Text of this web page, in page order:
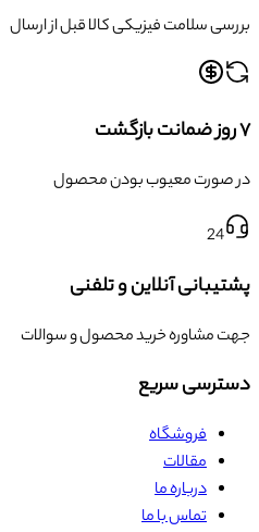
بررسی سلامت فیزیکی کالا قبل از ارسال
۷ روز ضمانت بازگشت
در صورت معیوب بودن محصول
24
پشتیبانی آنلاین و تلفنی
جهت مشاوره خرید محصول و سوالات
دسترسی سریع
فروشگاه
مقالات
درباره ما
تماس با ما